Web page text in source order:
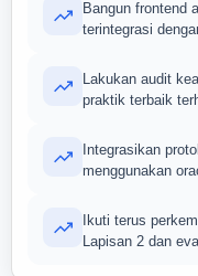
Bangun frontend
terintegrasi
Lakukan audit
praktik terbaik
Integrasikan
menggunakan
Ikuti terus
Lapisan 2 dan